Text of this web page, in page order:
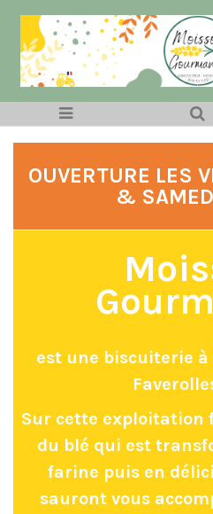
OUVERTURE LES
&
est une biscuiterie
Sur cette exploitation
du blé qui est
farine puis en
sauront vous